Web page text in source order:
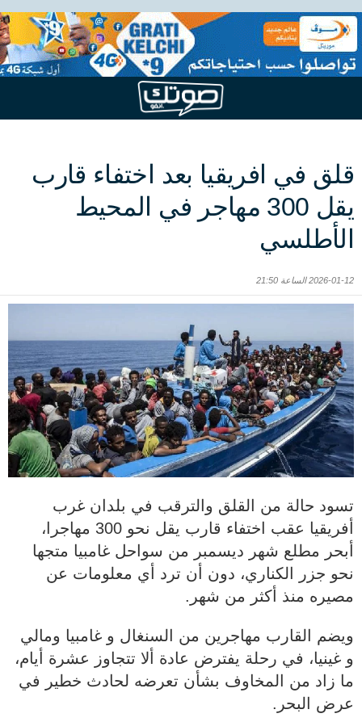
قلق في افريقيا بعد اختفاء قارب
يقل 300 مهاجر في المحيط
الأطلسي
2026-01-12 الساعة 21:50
تسود حالة من القلق والترقب في بلدان غرب
أفريقيا عقب اختفاء قارب يقل نحو 300 مهاجرا،
أبحر مطلع شهر ديسمبر من سواحل غامبيا متجها
نحو جزر الكناري، دون أن ترد أي معلومات عن
مصيره منذ أكثر من شهر.
ويضم القارب مهاجرين من السنغال و غامبيا ومالي
و غينيا، في رحلة يفترض عادة ألا تتجاوز عشرة أيام،
ما زاد من المخاوف بشأن تعرضه لحادث خطير في
عرض البحر.